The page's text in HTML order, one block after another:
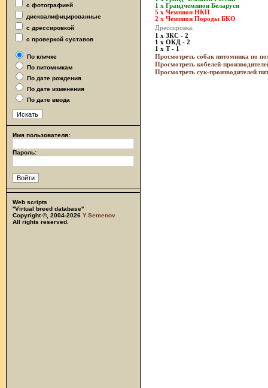
с фотографией
дисквалифицированные
с дрессировкой
с проверкой суставов
По кличке
По питомникам
По дате рождения
По дате изменения
По дате ввода
Имя пользователя:
Пароль:
Web scripts
''Virtual breed database''
Copyright ©, 2004-2026 Y.Semenov
All rights reserved.
1 x Грандчемпион Беларуси
5 x Чемпион НКП
2 x Чемпион Породы БКО
Дрессировка:
1 x ЗКС - 2
1 x ОКД - 2
1 x Т - 1
Просмотреть собак питомника по
Просмотреть кобелей-
Просмотреть сук-производителей